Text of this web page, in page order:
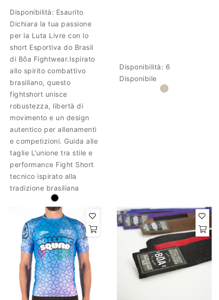
Disponibilità: Esaurito
Dichiara la tua passione
per la Luta Livre con lo
short Esportiva do Brasil
di Bōa Fightwear.Ispirato
allo spirito combattivo
brasiliano, questo
fightshort unisce
robustezza, libertà di
movimento e un design
autentico per allenamenti
e competizioni. Guida alle
taglie L’unione tra stile e
performance Fight Short
tecnico ispirato alla
tradizione brasiliana
Disponibilità: 6
Disponibile